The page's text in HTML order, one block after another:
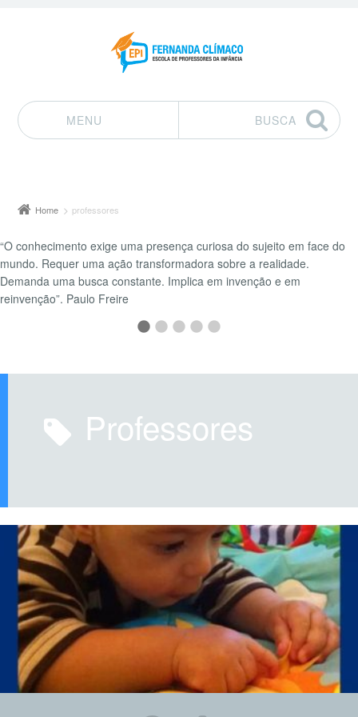
MENU
BUSCA
Home professores
“O conhecimento exige uma presença curiosa do sujeito em face do
mundo. Requer uma ação transformadora sobre a realidade.
Demanda uma busca constante. Implica em invenção e em
reinvenção”. Paulo Freire
professores